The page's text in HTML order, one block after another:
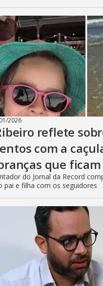
2026
reflete
com a
que ficam
do Jornal da Record
pai e filha com os seguidores